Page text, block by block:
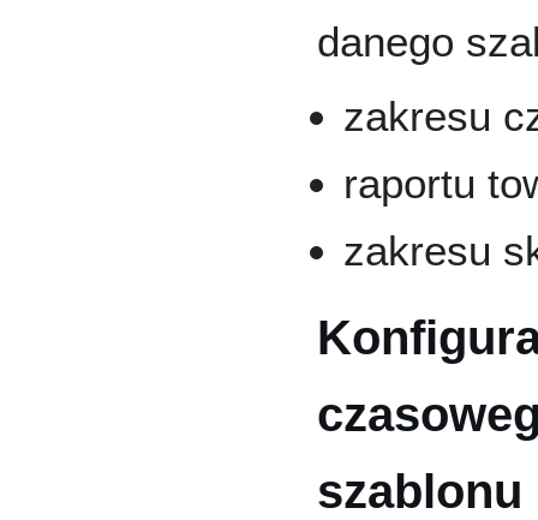
danego
zakresu
raportu
zakresu
szablonu